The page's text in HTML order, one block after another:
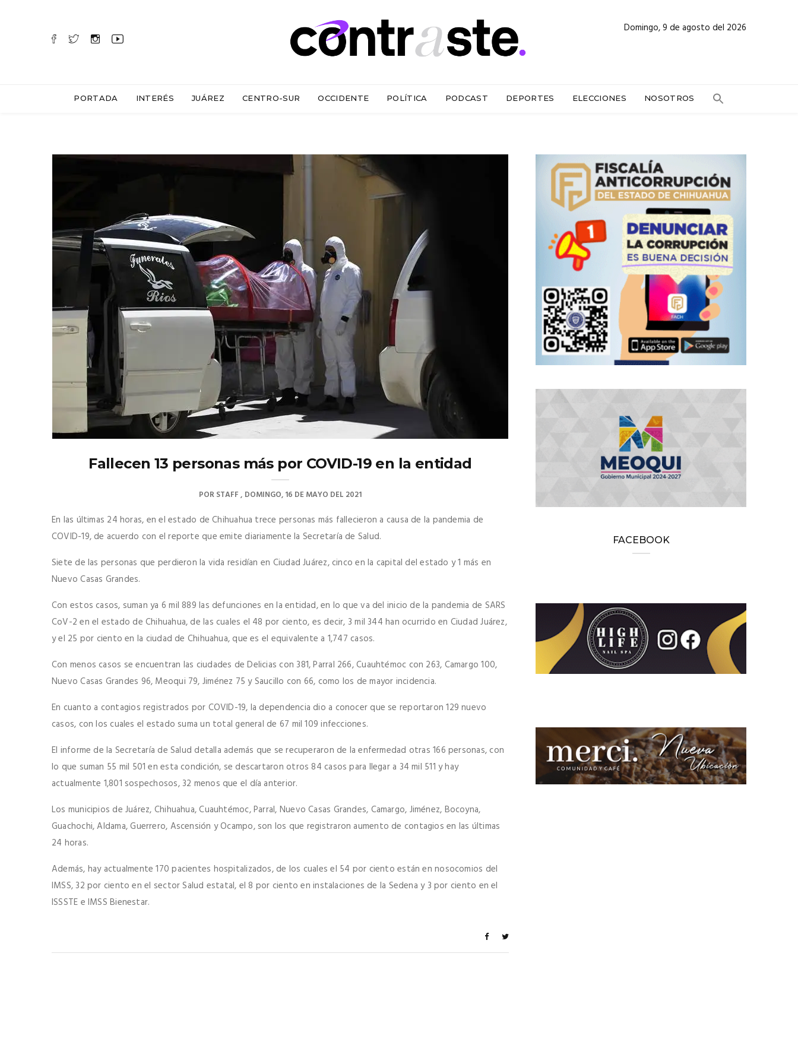
Domingo, 9 de agosto del 2026
PORTADA INTERÉS JUÁREZ CENTRO-SUR OCCIDENTE POLÍTICA PODCAST DEPORTES ELECCIONES NOSOTROS
Fallecen 13 personas más por COVID-19 en la entidad
PORSTAFF DOMINGO, 16 DE MAYO DEL 2021
En las últimas 24 horas, en el estado de Chihuahua trece personas más fallecieron a causa de la pandemia de
COVID-19, de acuerdo con el reporte que emite diariamente la Secretaría de Salud.
Siete de las personas que perdieron la vida residían en Ciudad Juárez, cinco en la capital del estado y 1 más en
Nuevo Casas Grandes.
Con estos casos, suman ya 6 mil 889 las defunciones en la entidad, en lo que va del inicio de la pandemia de SARS
CoV-2 en el estado de Chihuahua, de las cuales el 48 por ciento, es decir, 3 mil 344 han ocurrido en Ciudad Juárez,
y el 25 por ciento en la ciudad de Chihuahua, que es el equivalente a 1,747 casos.
Con menos casos se encuentran las ciudades de Delicias con 381, Parral 266, Cuauhtémoc con 263, Camargo 100,
Nuevo Casas Grandes 96, Meoqui 79, Jiménez 75 y Saucillo con 66, como los de mayor incidencia.
En cuanto a contagios registrados por COVID-19, la dependencia dio a conocer que se reportaron 129 nuevo
casos, con los cuales el estado suma un total general de 67 mil 109 infecciones.
El informe de la Secretaría de Salud detalla además que se recuperaron de la enfermedad otras 166 personas, con
lo que suman 55 mil 501 en esta condición, se descartaron otros 84 casos para llegar a 34 mil 511 y hay
actualmente 1,801 sospechosos, 32 menos que el día anterior.
Los municipios de Juárez, Chihuahua, Cuauhtémoc, Parral, Nuevo Casas Grandes, Camargo, Jiménez, Bocoyna,
Guachochi, Aldama, Guerrero, Ascensión y Ocampo, son los que registraron aumento de contagios en las últimas
24 horas.
Además, hay actualmente 170 pacientes hospitalizados, de los cuales el 54 por ciento están en nosocomios del
IMSS, 32 por ciento en el sector Salud estatal, el 8 por ciento en instalaciones de la Sedena y 3 por ciento en el
ISSSTE e IMSS Bienestar.
FACEBOOK